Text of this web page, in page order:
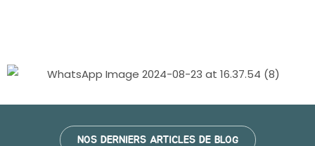
NOS DERNIERS ARTICLES DE BLOG